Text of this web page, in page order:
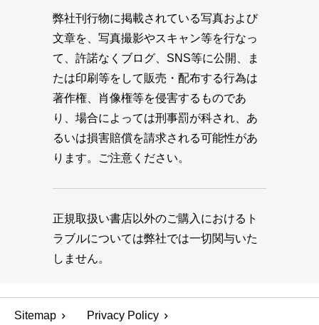
弊社刊行物に掲載されている写真および
文章を、写真撮影やスキャン等を行なっ
て、許諾なくブログ、SNS等に公開、ま
たは印刷等をして販売・配布する行為は
著作権、肖像権等を侵害するものであ
り、場合によっては刑事罰が科され、あ
るいは損害賠償を請求される可能性があ
ります。ご注意ください。
正規取扱い書店以外のご購入におけるト
ラブルについては弊社では一切関与いた
しません。
Sitemap Privacy Policy